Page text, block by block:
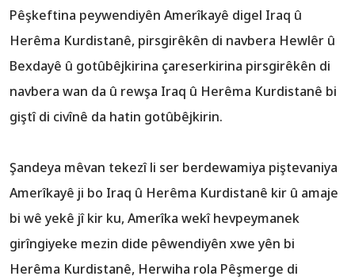
Pêşkeftina peywendiyên Amerîkayê digel Iraq û
Herêma Kurdistanê, pirsgirêkên di navbera Hewlêr û
Bexdayê û gotûbêjkirina çareserkirina pirsgirêkên di
navbera wan da û rewşa Iraq û Herêma Kurdistanê bi
giştî di civînê da hatin gotûbêjkirin.
Şandeya mêvan tekezî li ser berdewamiya piştevaniya
Amerîkayê ji bo Iraq û Herêma Kurdistanê kir û amaje
bi wê yekê jî kir ku, Amerîka wekî hevpeymanek
girîngiyeke mezin dide pêwendiyên xwe yên bi
Herêma Kurdistanê, Herwiha rola Pêşmerge di